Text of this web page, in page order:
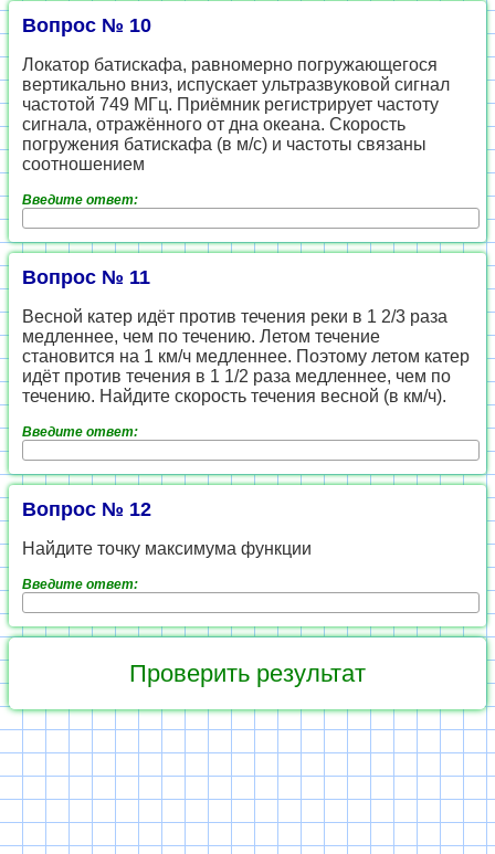
Вопрос № 10
Локатор батискафа, равномерно погружающегося
вертикально вниз, испускает ультразвуковой сигнал
частотой 749 МГц. Приёмник регистрирует частоту
сигнала, отражённого от дна океана. Скорость
погружения батискафа (в м/с) и частоты связаны
соотношением
Введите ответ:
Вопрос № 11
Весной катер идёт против течения реки в 1 2/3 раза
медленнее, чем по течению. Летом течение
становится на 1 км/ч медленнее. Поэтому летом катер
идёт против течения в 1 1/2 раза медленнее, чем по
течению. Найдите скорость течения весной (в км/ч).
Введите ответ:
Вопрос № 12
Найдите точку максимума функции
Введите ответ: